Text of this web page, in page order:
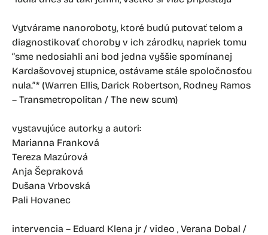
Vytvárame nanoroboty, ktoré budú putovať telom a
diagnostikovať choroby v ich zárodku, napriek tomu
“sme nedosiahli ani bod jedna vyššie spomínanej
Kardašovovej stupnice, ostávame stále spoločnosťou
nula.”* (Warren Ellis, Darick Robertson, Rodney Ramos
– Transmetropolitan / The new scum)
vystavujúce autorky a autori:
Marianna Franková
Tereza Mazúrová
Anja Šepraková
Dušana Vrbovská
Pali Hovanec
intervencia – Eduard Klena jr / video , Verana Dobal /